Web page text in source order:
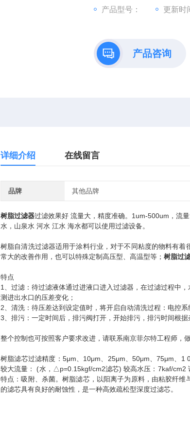
产品型号：
更新时
产品咨询
详细介绍 在线留言
品牌 其他品牌
树脂过滤器过滤效果好 流量大，精度准确。1um-500um，流
水，山泉水 河水 江水 海水都可以使用过滤设备。
树脂自清洗过滤器适用于涂料行业，对于不同粘度的物料有
常大的改善作用，也可以特殊定制高压型、高温型等； 树脂过
特点
1、过滤：待过滤液体通过进液口进入过滤器，在过滤过程中
测进出水口的压差变化；
2、清洗：待压差达到设定值时，将开启自动清洗过程：电控
3、排污：一定时间后，排污阀打开，开始排污，排污时间根据
整个控制也可按照客户要求改进，请联系南京菲尔特工程师，做
树脂滤芯过滤精度：5μm、10μm、25μm、50μm、75μm、
较大流量： (水，△p=0.15kgf/cm2滤芯) 较高水压：7kaf/cm2
特点：吸附、杀菌。树脂滤芯，以阳离子为原料，由粘胶纤
的滤芯具有良好的耐蚀性，是一种高效疏松型深度过滤芯。